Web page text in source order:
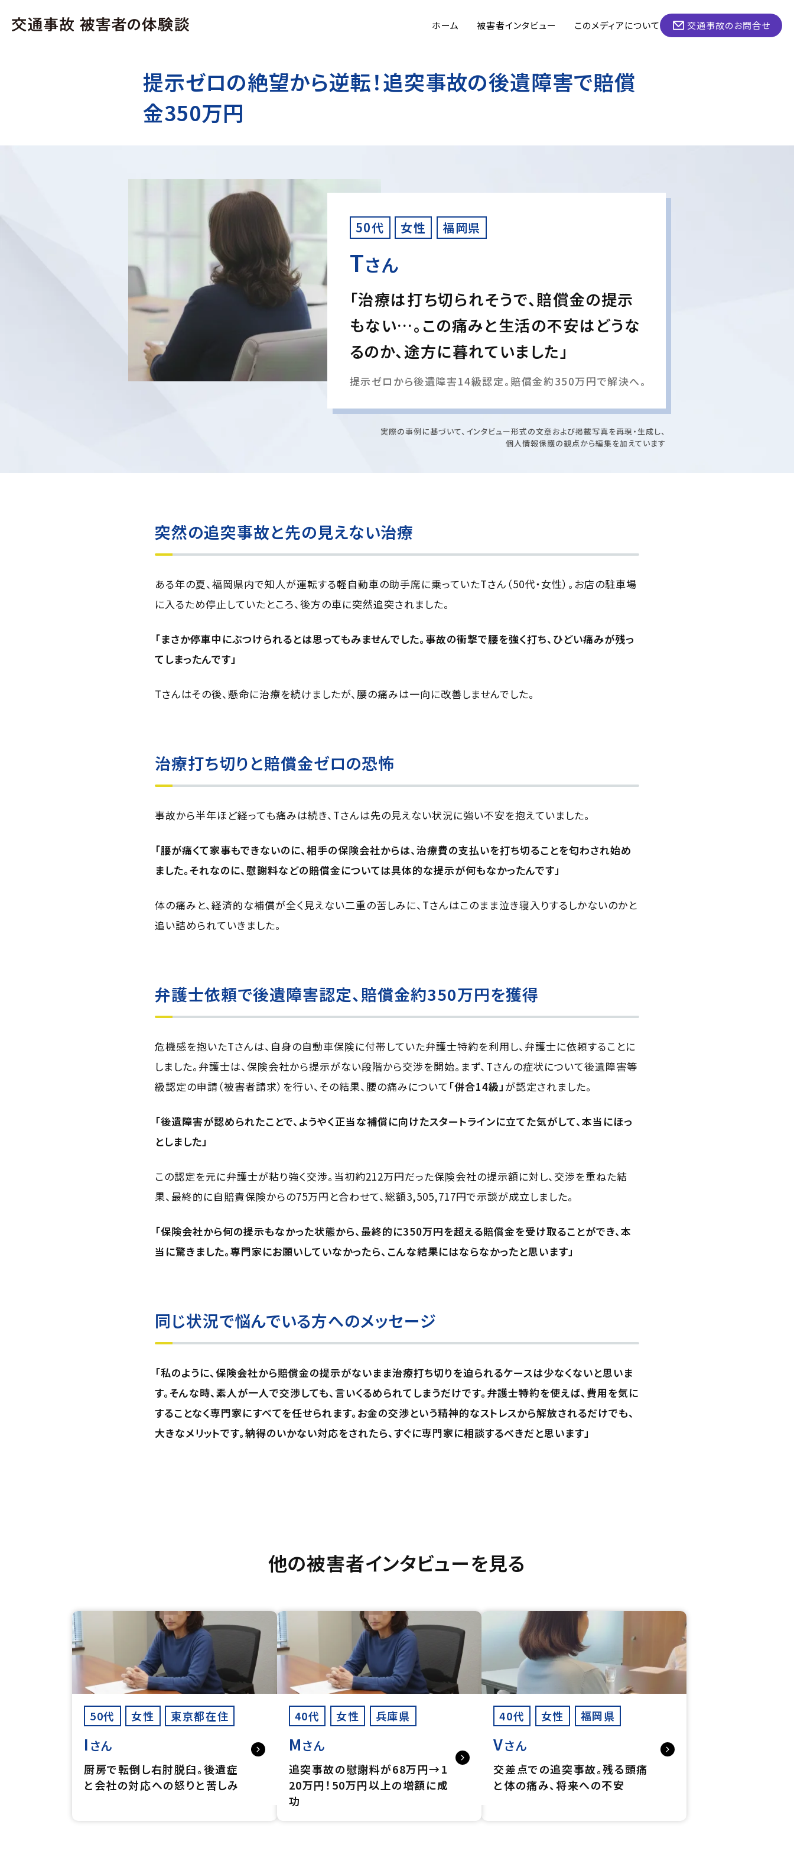
ホーム 被害者インタビュー このメディアについて 交通事故のお問合せ
提示ゼロの絶望から逆転！追突事故の後遺障害で賠償
金350万円
50代 女性 福岡県
Tさん
「治療は打ち切られそうで、賠償金の提示
もない…。この痛みと生活の不安はどうな
るのか、途方に暮れていました」
提示ゼロから後遺障害14級認定。賠償金約350万円で解決へ。
実際の事例に基づいて、インタビュー形式の文章および掲載写真を再現・生成し、
個人情報保護の観点から編集を加えています
突然の追突事故と先の見えない治療
ある年の夏、福岡県内で知人が運転する軽自動車の助手席に乗っていたTさん（50代・女性）。お店の駐車場
に入るため停止していたところ、後方の車に突然追突されました。
「まさか停車中にぶつけられるとは思ってもみませんでした。事故の衝撃で腰を強く打ち、ひどい痛みが残っ
てしまったんです」
Tさんはその後、懸命に治療を続けましたが、腰の痛みは一向に改善しませんでした。
治療打ち切りと賠償金ゼロの恐怖
事故から半年ほど経っても痛みは続き、Tさんは先の見えない状況に強い不安を抱えていました。
「腰が痛くて家事もできないのに、相手の保険会社からは、治療費の支払いを打ち切ることを匂わされ始め
ました。それなのに、慰謝料などの賠償金については具体的な提示が何もなかったんです」
体の痛みと、経済的な補償が全く見えない二重の苦しみに、Tさんはこのまま泣き寝入りするしかないのかと
追い詰められていきました。
弁護士依頼で後遺障害認定、賠償金約350万円を獲得
危機感を抱いたTさんは、自身の自動車保険に付帯していた弁護士特約を利用し、弁護士に依頼することに
しました。弁護士は、保険会社から提示がない段階から交渉を開始。まず、Tさんの症状について後遺障害等
級認定の申請（被害者請求）を行い、その結果、腰の痛みについて 「併合14級」 が認定されました。
「後遺障害が認められたことで、ようやく正当な補償に向けたスタートラインに立てた気がして、本当にほっ
としました」
この認定を元に弁護士が粘り強く交渉。当初約212万円だった保険会社の提示額に対し、交渉を重ねた結
果、最終的に自賠責保険からの75万円と合わせて、総額3,505,717円で示談が成立しました。
「保険会社から何の提示もなかった状態から、最終的に350万円を超える賠償金を受け取ることができ、本
当に驚きました。専門家にお願いしていなかったら、こんな結果にはならなかったと思います」
同じ状況で悩んでいる方へのメッセージ
「私のように、保険会社から賠償金の提示がないまま治療打ち切りを迫られるケースは少なくないと思いま
す。そんな時、素人が一人で交渉しても、言いくるめられてしまうだけです。弁護士特約を使えば、費用を気に
することなく専門家にすべてを任せられます。お金の交渉という精神的なストレスから解放されるだけでも、
大きなメリットです。納得のいかない対応をされたら、すぐに専門家に相談するべきだと思います」
他の被害者インタビューを見る
50代 女性 東京都在住
I さん
厨房で転倒し右肘脱臼。後遺症
と会社の対応への怒りと苦しみ
40代 女性 兵庫県
Mさん
追突事故の慰謝料が68万円→1
20万円！50万円以上の増額に成
功
40代 女性 福岡県
Vさん
交差点での追突事故。残る頭痛
と体の痛み、将来への不安